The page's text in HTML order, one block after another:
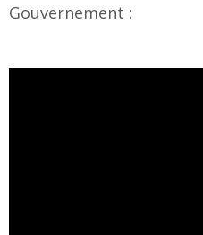
Gouvernement :